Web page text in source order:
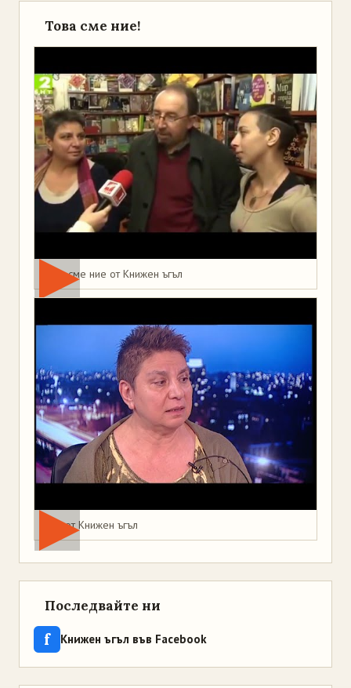
Това сме ние!
Това сме ние от Книжен ъгъл
Мая от Книжен ъгъл
Последвайте ни
f Книжен ъгъл във Facebook